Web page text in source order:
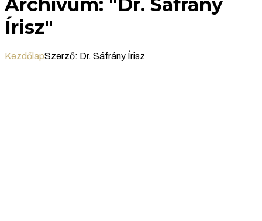
Írisz"
KezdőlapSzerző: Dr. Sáfrány Írisz